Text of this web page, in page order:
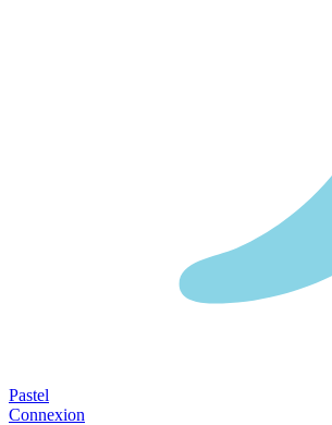
Pastel
Connexion